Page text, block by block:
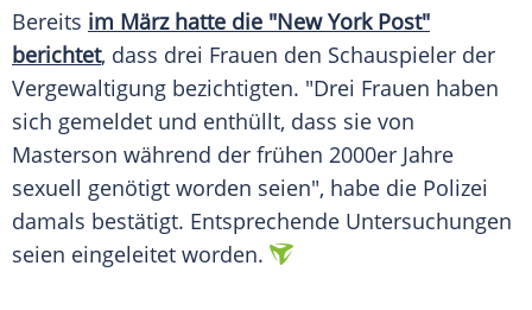
Bereits im März hatte die "New York Post"
berichtet, dass drei Frauen den Schauspieler der
Vergewaltigung bezichtigten. "Drei Frauen haben
sich gemeldet und enthüllt, dass sie von
Masterson während der frühen 2000er Jahre
sexuell genötigt worden seien", habe die Polizei
damals bestätigt. Entsprechende Untersuchungen
seien eingeleitet worden.